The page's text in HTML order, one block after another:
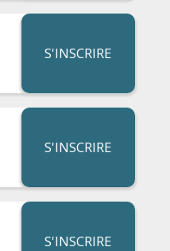
S'INSCRIRE
S'INSCRIRE
S'INSCRIRE